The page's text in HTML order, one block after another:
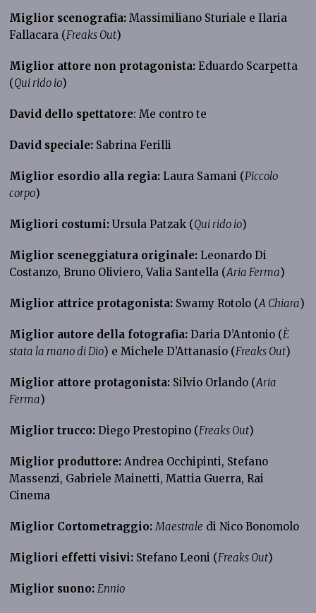
Miglior scenografia: Massimiliano Sturiale e Ilaria
Fallacara (Freaks Out)
Miglior attore non protagonista: Eduardo Scarpetta
(Qui rido io)
David dello spettatore: Me contro te
David speciale: Sabrina Ferilli
Miglior esordio alla regia: Laura Samani (Piccolo
corpo)
Migliori costumi: Ursula Patzak (Qui rido io)
Miglior sceneggiatura originale: Leonardo Di
Costanzo, Bruno Oliviero, Valia Santella (Aria Ferma)
Miglior attrice protagonista: Swamy Rotolo (A Chiara)
Miglior autore della fotografia:Daria D’Antonio (È
stata la mano di Dio) e Michele D’Attanasio (Freaks Out)
Miglior attore protagonista: Silvio Orlando (Aria
Ferma)
Miglior trucco:Diego Prestopino (Freaks Out)
Miglior produttore: Andrea Occhipinti, Stefano
Massenzi, Gabriele Mainetti, Mattia Guerra, Rai
Cinema
Miglior Cortometraggio: Maestrale di Nico Bonomolo
Migliori effetti visivi: Stefano Leoni (Freaks Out)
Miglior suono: Ennio